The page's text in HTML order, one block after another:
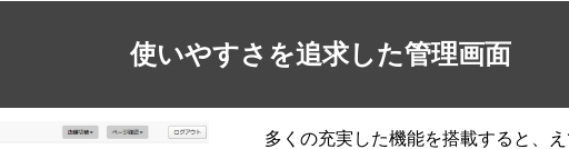
使いやすさを追求した管理画面
多くの充実した機能を搭載すると、